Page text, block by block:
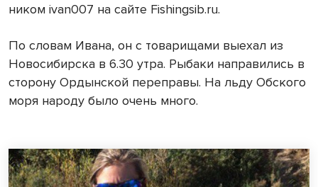
ником ivan007 на сайте Fishingsib.ru.
По словам Ивана, он с товарищами выехал из
Новосибирска в 6.30 утра. Рыбаки направились в
сторону Ордынской переправы. На льду Обского
моря народу было очень много.